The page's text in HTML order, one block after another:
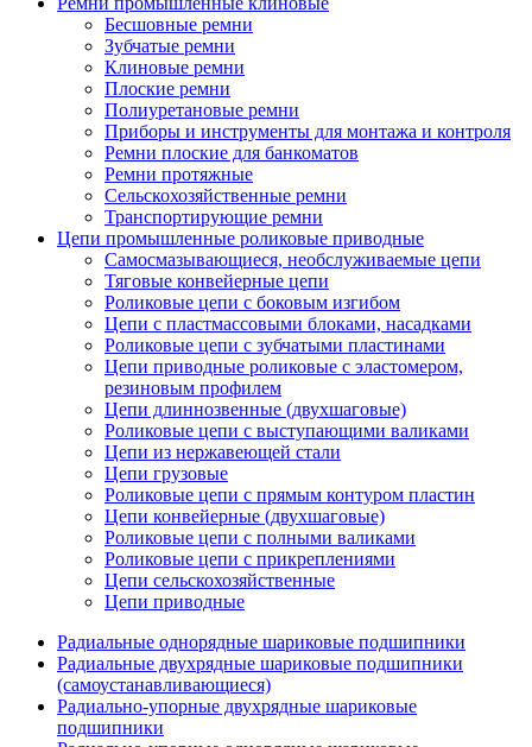
Бесшовные ремни
Зубчатые ремни
Клиновые ремни
Плоские ремни
Полиуретановые ремни
Приборы и инструменты для монтажа и контроля
Ремни плоские для банкоматов
Ремни протяжные
Сельскохозяйственные ремни
Транспортирующие ремни
Цепи промышленные роликовые приводные
Самосмазывающиеся, необслуживаемые цепи
Тяговые конвейерные цепи
Роликовые цепи с боковым изгибом
Цепи с пластмассовыми блоками, насадками
Роликовые цепи с зубчатыми пластинами
Цепи приводные роликовые с эластомером,
резиновым профилем
Цепи длиннозвенные (двухшаговые)
Роликовые цепи с выступающими валиками
Цепи из нержавеющей стали
Цепи грузовые
Роликовые цепи с прямым контуром пластин
Цепи конвейерные (двухшаговые)
Роликовые цепи с полными валиками
Роликовые цепи с прикреплениями
Цепи сельскохозяйственные
Цепи приводные
Радиальные однорядные шариковые подшипники
Радиальные двухрядные шариковые подшипники
(самоустанавливающиеся)
Радиально-упорные двухрядные шариковые
подшипники